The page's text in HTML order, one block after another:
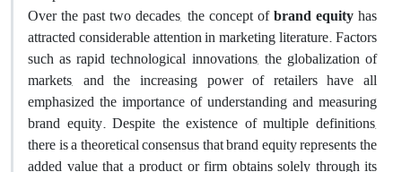
Over the past two decades, the concept ofbrand equityhas
attracted considerable attention in marketing literature. Factors
such as rapid technological innovations, the globalization of
markets, and the increasing power of retailers have all
emphasized the importance of understanding and measuring
brand equity. Despite the existence of multiple definitions,
there is a theoretical consensus that brand equity represents the
added value that a product or firm obtains solely through its